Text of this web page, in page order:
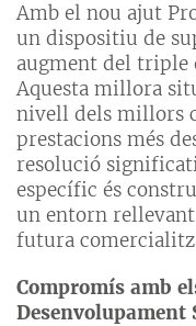
Amb el nou ajut
un dispositiu de
augment del triple
Aquesta millora
nivell dels millors
prestacions més
resolució
específic és
un entorn
futura
Compromís amb
Desenvolupament